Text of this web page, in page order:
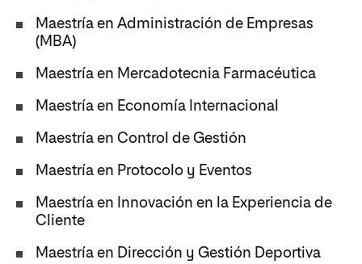
Maestría en Administración de Empresas
(MBA)
Maestría en Mercadotecnia Farmacéutica
Maestría en Economía Internacional
Maestría en Control de Gestión
Maestría en Protocolo y Eventos
Maestría en Innovación en la Experiencia de
Cliente
Maestría en Dirección y Gestión Deportiva